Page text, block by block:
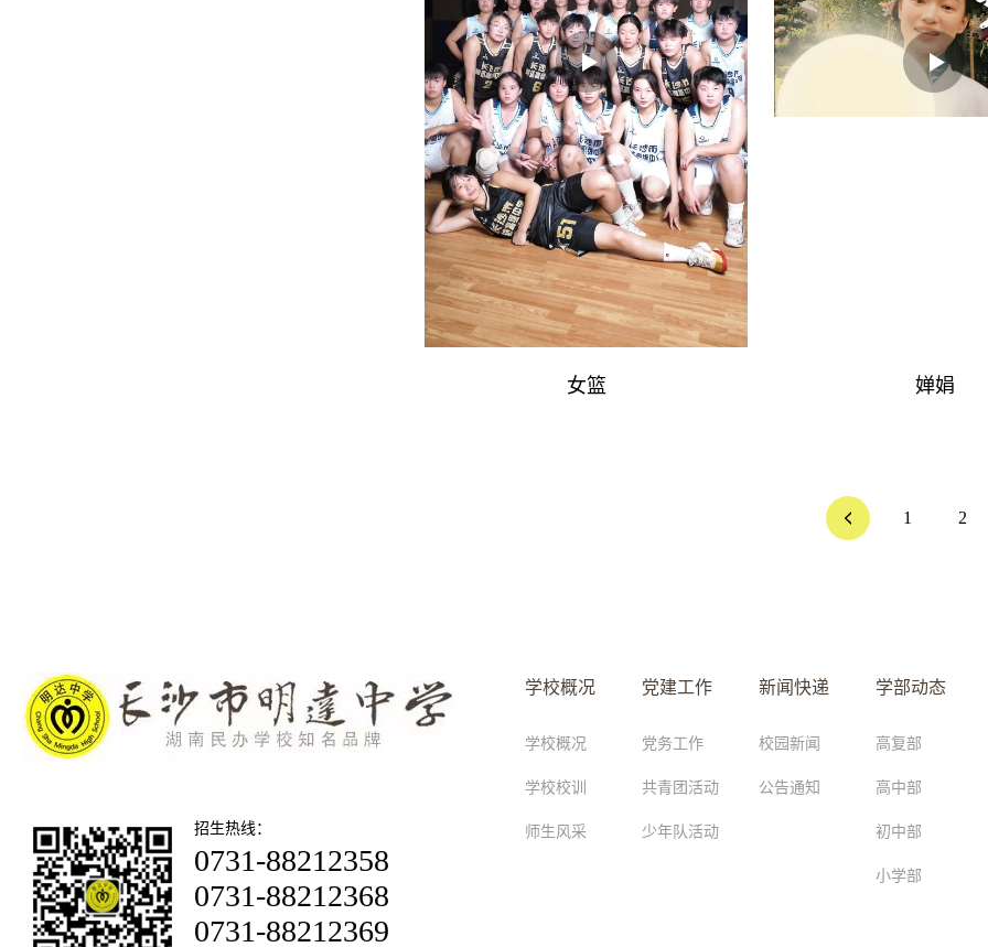
女篮 婵娟
1 2
招生热线：
0731-88212358
0731-88212368
0731-88212369
学校概况
学校概况
学校校训
师生风采
党建工作
党务工作
共青团活动
少年队活动
新闻快递
校园新闻
公告通知
学部动态
高复部
高中部
初中部
小学部